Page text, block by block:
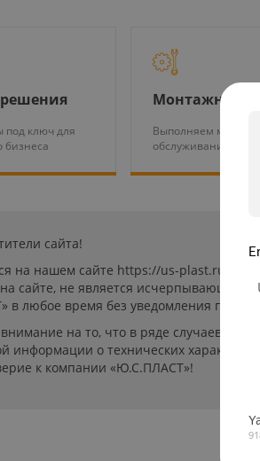
под ключ для
бизнеса
Монтажные
Выполняем монтаж
обслуживание
сайта!
на нашем сайте https://us-plast.ru/
сайте, не является исчерпывающей.
любое время без уведомления
на то, что в ряде случаев
информации о технических
к компании «Ю.С.ПЛАСТ»!